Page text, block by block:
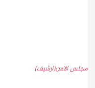
مجلس الامن(ارشيف)